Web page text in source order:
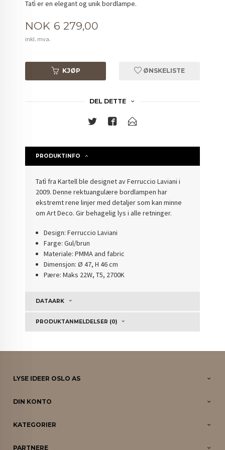
Tatì er en elegant og unik bordlampe.
Pris
NOK 6 279,00
inkl. mva.
KJØP ØNSKELISTE
DEL DETTE
PRODUKTINFO
Tatì fra Kartell ble designet av Ferruccio Laviani i
2009. Denne rektuangulære bordlampen har
ekstremt rene linjer med detaljer som kan minne
om Art Deco. Gir behagelig lys i alle retninger.
Design: Ferruccio Laviani
Farge: Gul/brun
Materiale: PMMA and fabric
Dimensjon: Ø 47, H 46 cm
Pære: Maks 22W, T5, 2700K
DATAARK
PRODUKTANMELDELSER (0)
LYSE IDEER OSLO AS
DIN KONTO
KATEGORIER
PARTNERE